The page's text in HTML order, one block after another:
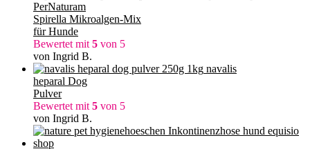
PerNaturam
Spirella Mikroalgen-Mix
für Hunde
Bewertet mit5 von 5
von Ingrid B.
navalis
heparal Dog
Pulver
Bewertet mit5 von 5
von Ingrid B.